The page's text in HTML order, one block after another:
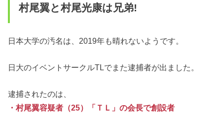
村尾翼と村尾光康は兄弟!
日本大学の汚名は、2019年も晴れないようです。
日大のイベントサークルTLでまた逮捕者が出ました。
逮捕されたのは、
・村尾翼容疑者（25）「ＴＬ」の会長で創設者